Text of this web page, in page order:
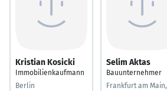
Kristian Kosicki
Immobilienkaufmann
Berlin
Selim Aktas
Bauunternehmer
Frankfurt am Main,